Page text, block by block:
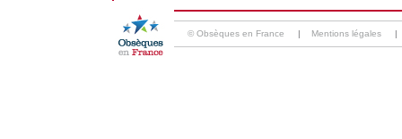
© Obsèques en France | Mentions légales |